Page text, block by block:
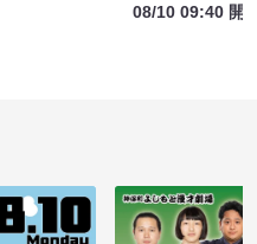
08/10 09:40 開